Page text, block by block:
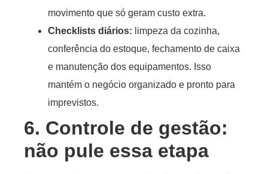
movimento que só geram custo extra.
Checklists diários: limpeza da cozinha,
conferência do estoque, fechamento de caixa
e manutenção dos equipamentos. Isso
mantém o negócio organizado e pronto para
imprevistos.
6. Controle de gestão:
não pule essa etapa